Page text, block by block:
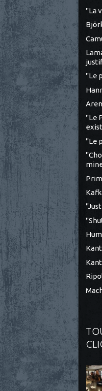
"La
"Le
"Le
"Le